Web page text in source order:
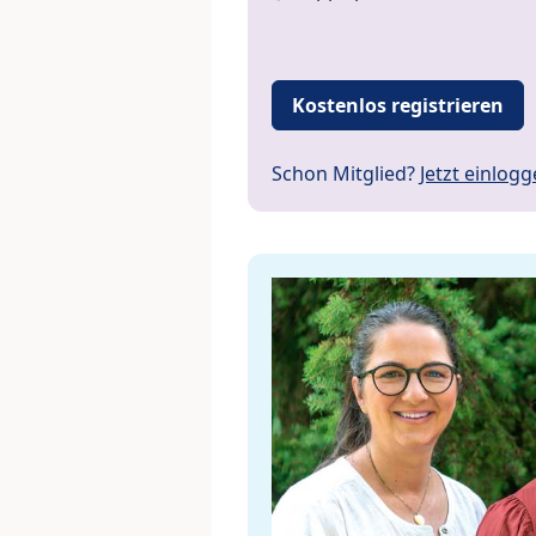
Kostenlos registrieren
Schon Mitglied? Jetzt